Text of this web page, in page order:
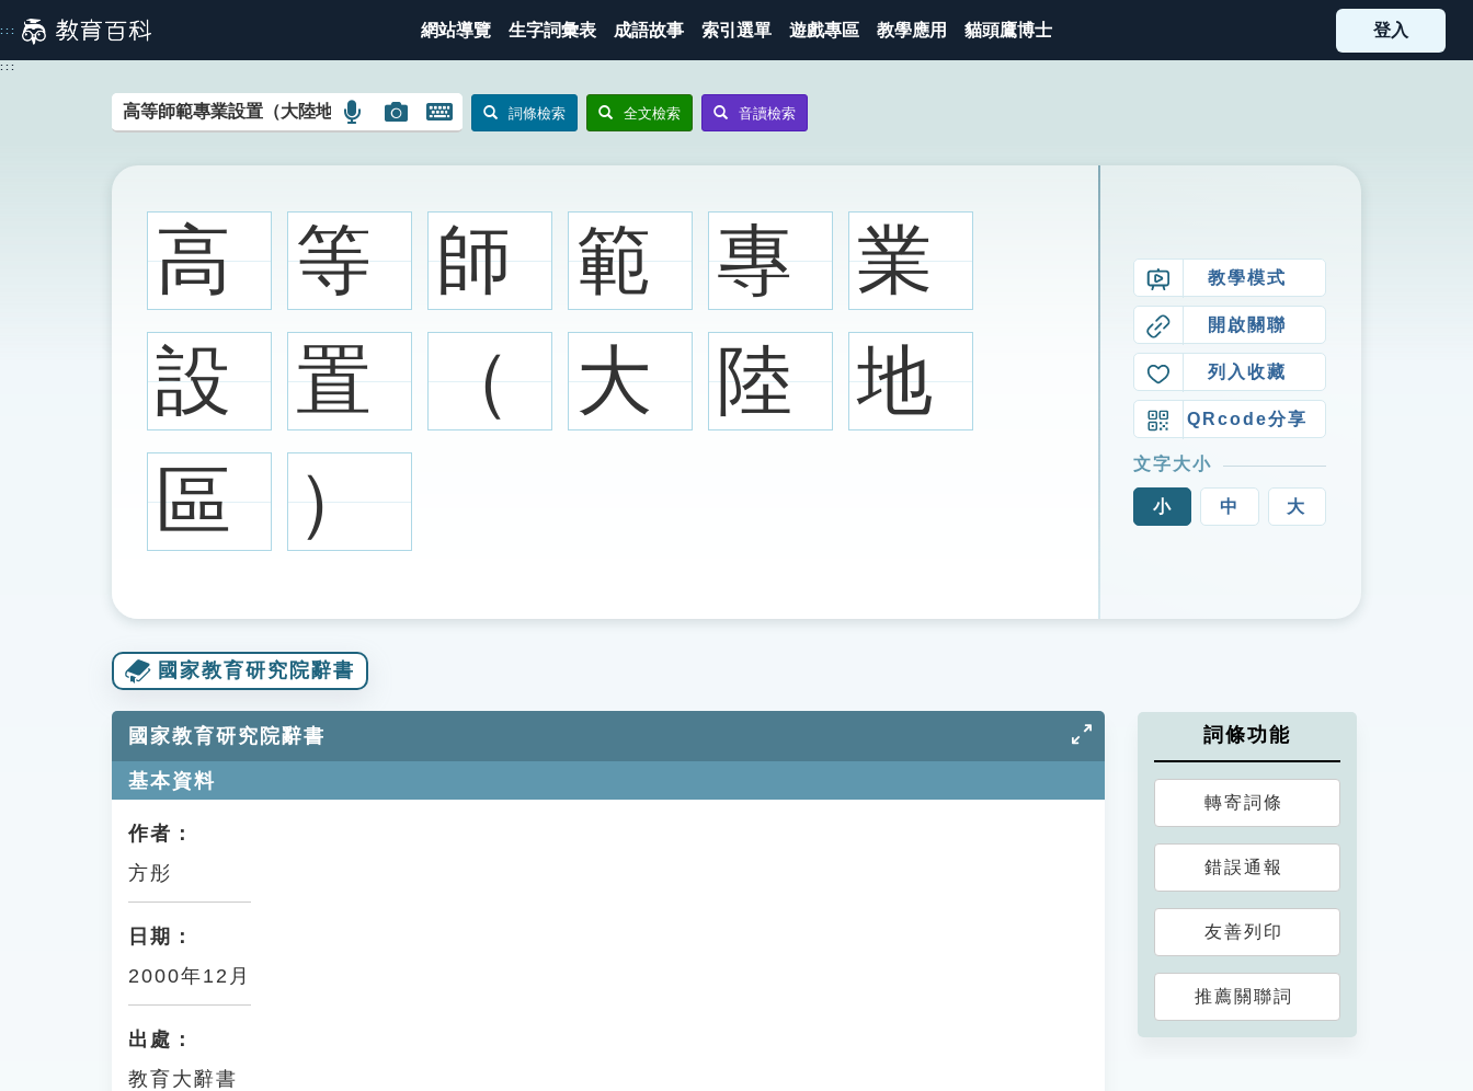
到
主
::: 網站導覽 生字詞彙表 成語故事 索引選單 遊戲專區 教學應用 貓頭鷹博士 登入
:::
語
搜
圖
示
圖
搜
圖
開
鍵
圖
示
詞條檢索 全文檢索 音讀檢索
高 等 師 範 專
業
設
置 （ 大 陸
地
區
）
教學模式
開啟關聯
列入收藏
QRcode分享
文字大小
小 中 大
國家教育研究院辭書
國家教育研究院辭書
基本資料
作者：
方彤
日期：
2000年12月
出處：
教育大辭書
詞條功能
轉寄詞條
錯誤通報
友善列印
推薦關聯詞